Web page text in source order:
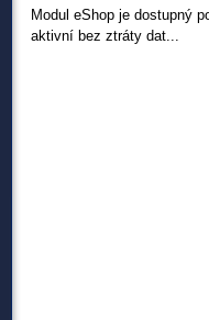
Modul eShop je dostupný
aktivní bez ztráty dat...